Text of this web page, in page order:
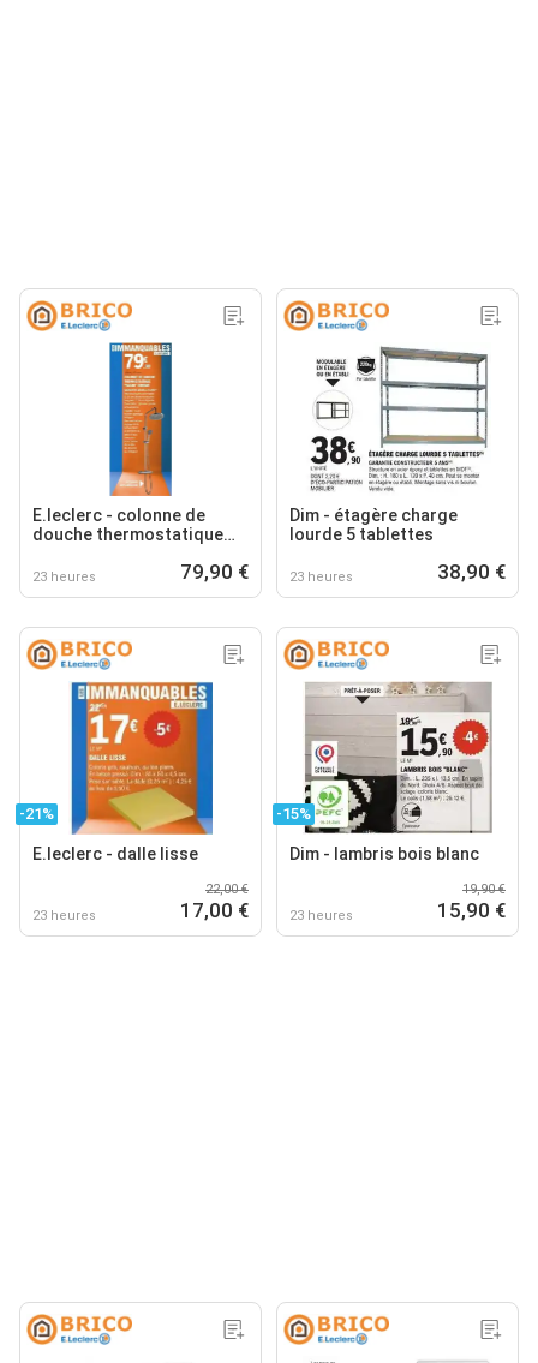
E.leclerc - colonne de
douche thermostatique
23 heures 79,90 €
Dim - étagère charge
lourde 5 tablettes
23 heures 38,90 €
-21%
E.leclerc - dalle lisse
23 heures
22,00 €
17,00 €
-15%
Dim - lambris bois blanc
23 heures
19,90 €
15,90 €